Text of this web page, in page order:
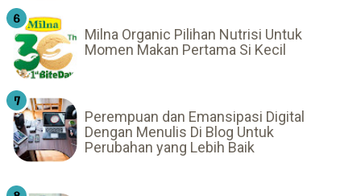
Milna Organic Pilihan Nutrisi Untuk
Momen Makan Pertama Si Kecil
Perempuan dan Emansipasi Digital
Dengan Menulis Di Blog Untuk
Perubahan yang Lebih Baik